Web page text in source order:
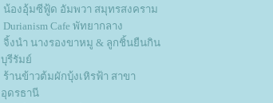
น้องอุ้มซีฟู้ด อัมพวา สมุทรสงคราม
Durianism Cafe พัทยากลาง
จิ้งนำ นางรองขาหมู & ลูกชิ้นยืนกิน
บุรีรัมย์
ร้านข้าวต้มผักบุ้งเหิรฟ้า สาขา
อุดรธานี